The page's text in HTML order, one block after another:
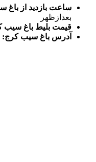
ساعت بازدید از باغ
بعدازظهر
قیمت بلیط باغ سیب
آدرس باغ سیب کرج: